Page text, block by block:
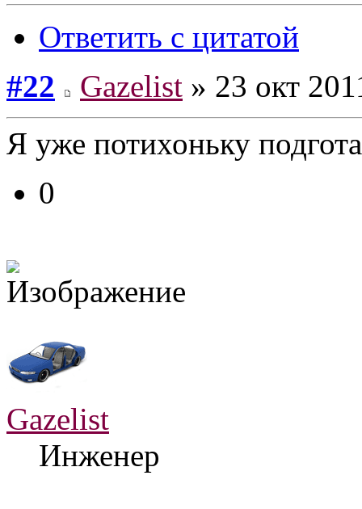
Ответить с цитатой
#22
Gazelist » 23 окт
Я уже потихоньку
0
Gazelist
Инженер